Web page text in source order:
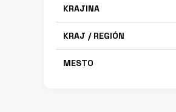
KRAJINA
KRAJ / REGIÓN
MESTO